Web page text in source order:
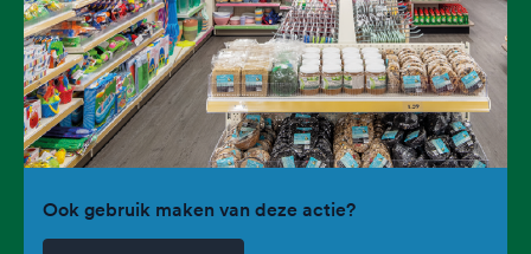
Ook gebruik maken van deze actie?